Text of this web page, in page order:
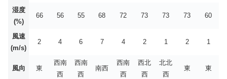
湿度
(%)
66 56 55 68 72 73 73 73 60
風速
(m/s)
2 4 6 7 4 2 1 2 1
風向 東
西南
西
西南
西
南西
西南
西
西北
西
北北
西
東 東